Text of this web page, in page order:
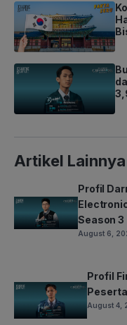
Artikel Lainnya
Profil
Season 3
August 6,
Profil
August 4,